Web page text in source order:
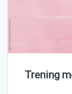
Trening